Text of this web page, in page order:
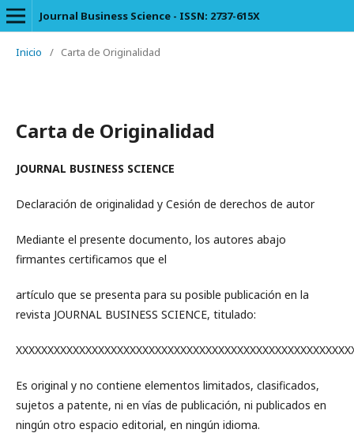
Journal Business Science - ISSN: 2737-615X
Inicio / Carta de Originalidad
Carta de Originalidad
JOURNAL BUSINESS SCIENCE
Declaración de originalidad y Cesión de derechos de autor
Mediante el presente documento, los autores abajo
firmantes certificamos que el
artículo que se presenta para su posible publicación en la
revista JOURNAL BUSINESS SCIENCE, titulado:
Es original y no contiene elementos limitados, clasificados,
sujetos a patente, ni en vías de publicación, ni publicados en
ningún otro espacio editorial, en ningún idioma.